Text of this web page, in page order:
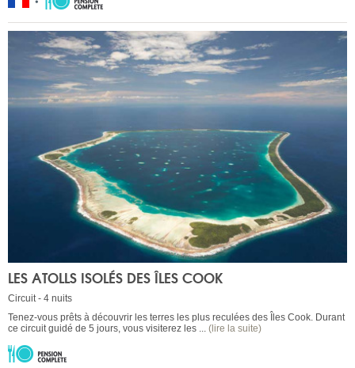
LES ATOLLS ISOLÉS DES ÎLES COOK
Circuit - 4 nuits
Tenez-vous prêts à découvrir les terres les plus reculées des Îles Cook. Durant
ce circuit guidé de 5 jours, vous visiterez les ... (lire la suite)